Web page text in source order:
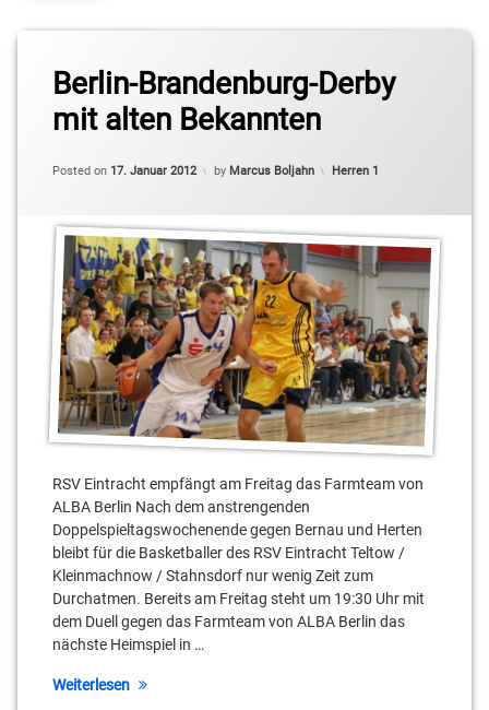
Berlin-Brandenburg-Derby
mit alten Bekannten
Posted on 17. Januar 2012
Updated on18. Januar 2012
by Marcus Boljahn Categories:
Herren 1
RSV Eintracht empfängt am Freitag das Farmteam von
ALBA Berlin Nach dem anstrengenden
Doppelspieltagswochenende gegen Bernau und Herten
bleibt für die Basketballer des RSV Eintracht Teltow /
Kleinmachnow / Stahnsdorf nur wenig Zeit zum
Durchatmen. Bereits am Freitag steht um 19:30 Uhr mit
dem Duell gegen das Farmteam von ALBA Berlin das
nächste Heimspiel in …
Weiterlesen
2.
Basketball-
Bundesliga
Pro B
ALBA
jonas
schmidt
Keoni
Watson
Kleinmachnow
Staiger
Mauricio
Marin
Niko
Schumann
Horn